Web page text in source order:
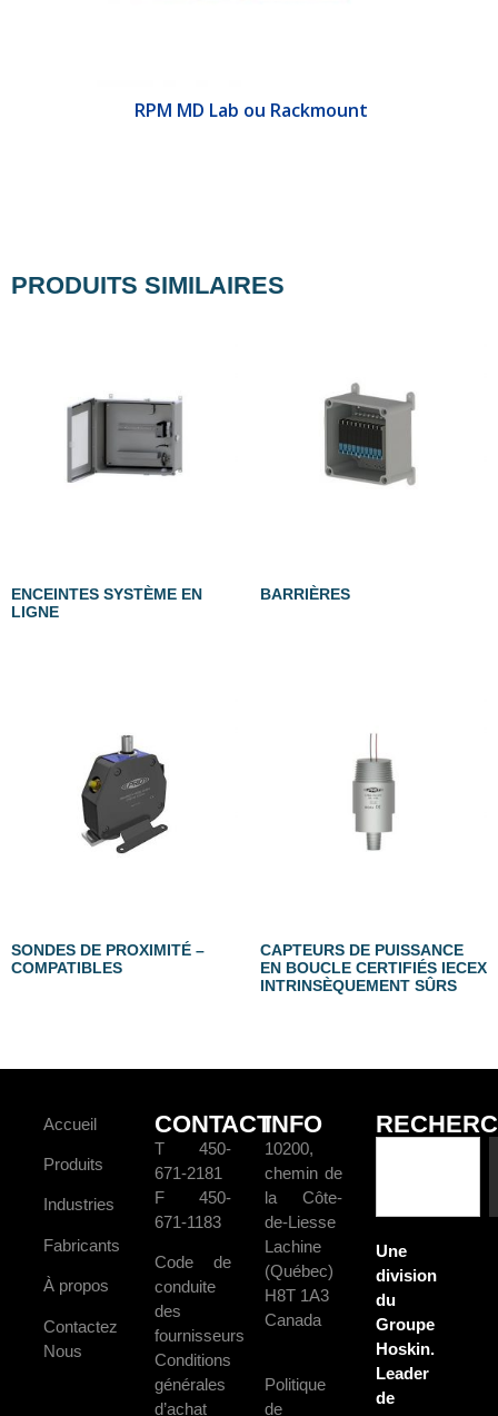
RPM MD Lab ou Rackmount
PRODUITS SIMILAIRES
ENCEINTES SYSTÈME EN
LIGNE
BARRIÈRES
SONDES DE PROXIMITÉ –
COMPATIBLES
CAPTEURS DE PUISSANCE
EN BOUCLE CERTIFIÉS IECEX
INTRINSÈQUEMENT SÛRS
Accueil
Produits
Industries
Fabricants
À propos
Contactez
Nous
CONTACT
T 450-
671-2181
F 450-
671-1183
Code de
conduite
des
fournisseurs
Conditions
générales
d’achat
INFO
10200,
chemin de
la Côte-
de-Liesse
Lachine
(Québec)
H8T 1A3
Canada
Politique
de
Une
division
du
Groupe
Hoskin.
Leader
de